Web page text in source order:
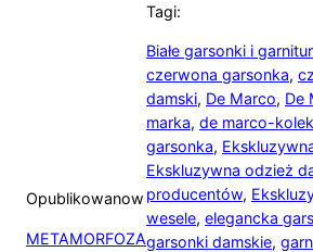
Opublikowanow
METAMORFOZA
Tagi:
Białe garsonki i
czerwona garsonka,
damski, De Marco, De
marka, de marco-
garsonka,
Ekskluzywna odzież
producentów,
wesele, elegancka
garsonki damskie,